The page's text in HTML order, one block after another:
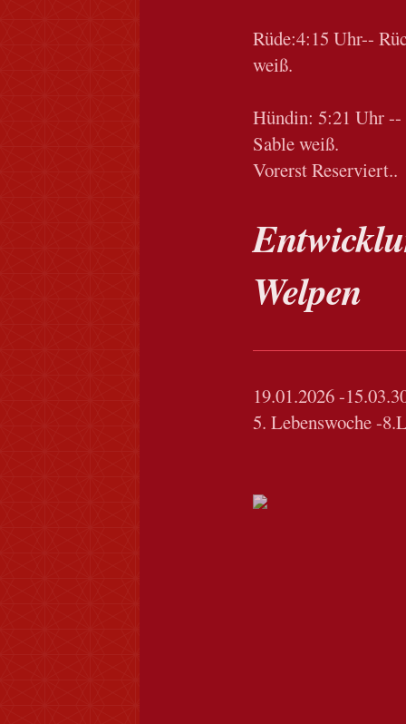
Rüde:4:15 Uhr--
weiß.
Hündin: 5:21 Uhr
Sable weiß.
Vorerst Reserviert..
Welpen
19.01.2026 -
5. Lebenswoche -